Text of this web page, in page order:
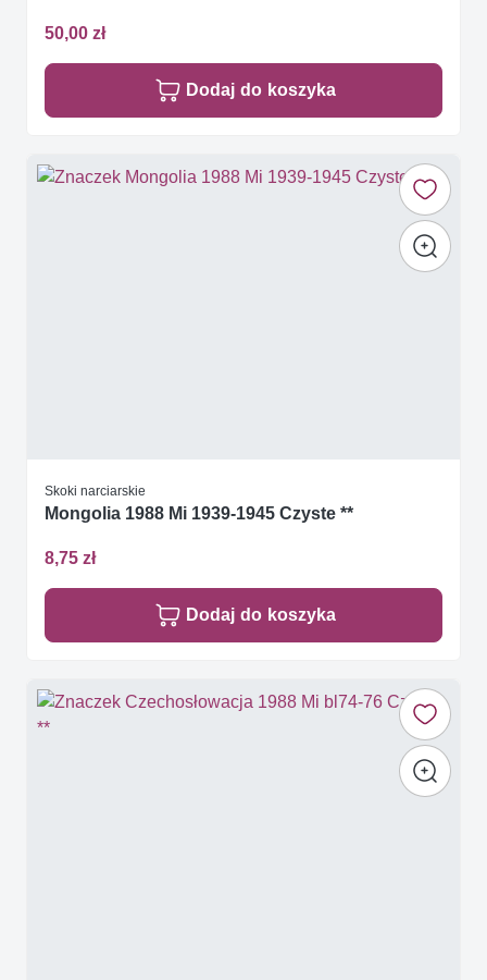
50,00 zł
Dodaj do koszyka
Skoki narciarskie
Mongolia 1988 Mi 1939-1945 Czyste **
8,75 zł
Dodaj do koszyka